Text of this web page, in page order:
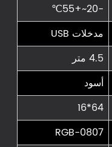
-20~+55℃
مدخلات USB
4.5 متر
أسود
64*16
0807-RGB